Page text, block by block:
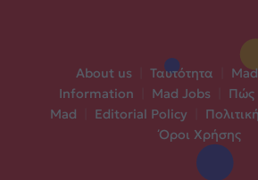
About us Ταυτότητα
Information
Mad Jobs
Πώς
Mad
Editorial Policy
Όροι Χρήσης